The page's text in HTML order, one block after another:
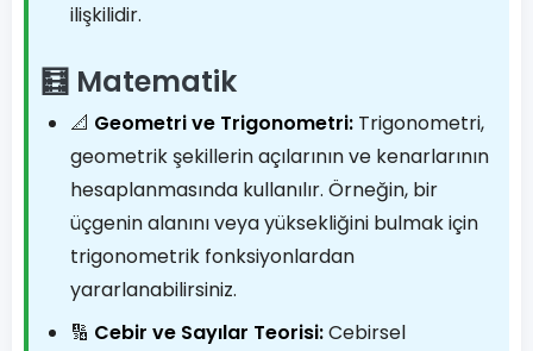
ilişkilidir.
🧮 Matematik
📐 Geometri ve Trigonometri: Trigonometri,
geometrik şekillerin açılarının ve kenarlarının
hesaplanmasında kullanılır. Örneğin, bir
üçgenin alanını veya yüksekliğini bulmak için
trigonometrik fonksiyonlardan
yararlanabilirsiniz.
🔢 Cebir ve Sayılar Teorisi:Cebirsel